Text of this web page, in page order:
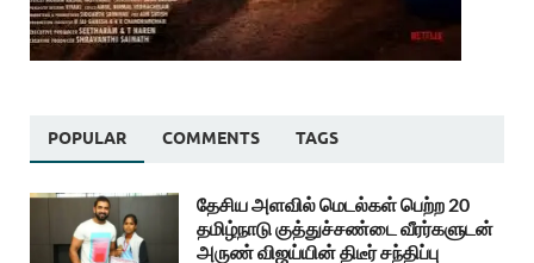
POPULAR COMMENTS TAGS
தேசிய அளவில் மெடல்கள் பெற்ற 20
தமிழ்நாடு குத்துச்சண்டை வீரர்களுடன்
அருண் விஜய்யின் திடீர் சந்திப்பு